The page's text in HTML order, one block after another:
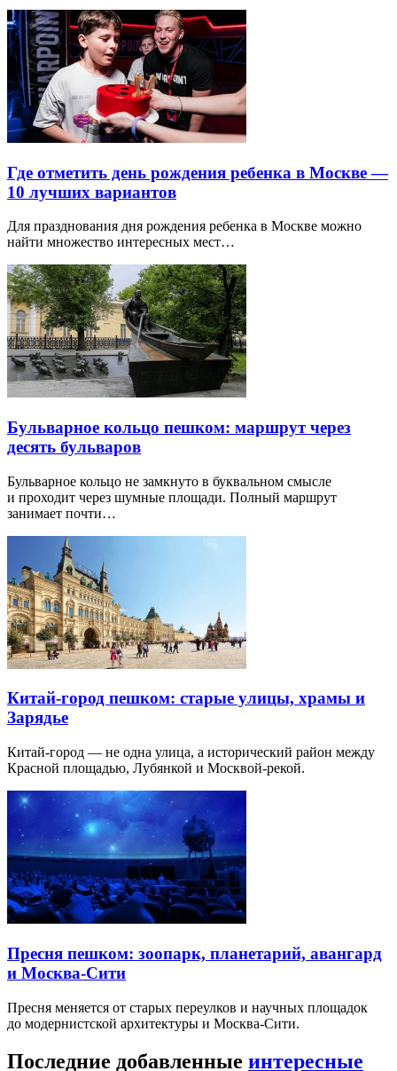
Где отметить день рождения ребенка в Москве —
10 лучших вариантов
Для празднования дня рождения ребенка в Москве можно
найти множество интересных мест…
Бульварное кольцо пешком: маршрут через
десять бульваров
Бульварное кольцо не замкнуто в буквальном смысле
и проходит через шумные площади. Полный маршрут
занимает почти…
Китай-город пешком: старые улицы, храмы и
Зарядье
Китай-город — не одна улица, а исторический район между
Красной площадью, Лубянкой и Москвой-рекой.
Пресня пешком: зоопарк, планетарий, авангард
и Москва-Сити
Пресня меняется от старых переулков и научных площадок
до модернистской архитектуры и Москва-Сити.
Последние добавленные интересные